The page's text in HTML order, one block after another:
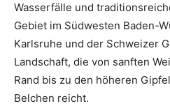
Wasserfälle und
Gebiet im Südwesten Baden-
Karlsruhe und der Schweizer
Landschaft, die von sanften
Rand bis zu den höheren
Belchen reicht.